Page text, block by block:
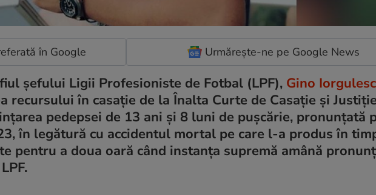
în Google Urmărește-ne pe Google News
șefului Ligii Profesioniste de Fotbal (LPF), Gino
recursului în casație de la Înalta Curte de Casație și
pedepsei de 13 ani și 8 luni de pușcărie, pronunțată
în legătură cu accidentul mortal pe care l-a produs în
pentru a doua oară când instanța supremă amână